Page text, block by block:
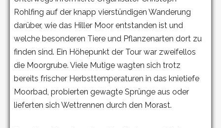
Rohlfing auf der knapp vierstündigen Wanderung
darüber, wie das Hiller Moor entstanden ist und
welche besonderen Tiere und Pflanzenarten dort zu
finden sind. Ein Höhepunkt der Tour war zweifellos
die Moorgrube. Viele Mutige wagten sich trotz
bereits frischer Herbsttemperaturen in das knietiefe
Moorbad, probierten gewagte Sprünge aus oder
lieferten sich Wettrennen durch den Morast.